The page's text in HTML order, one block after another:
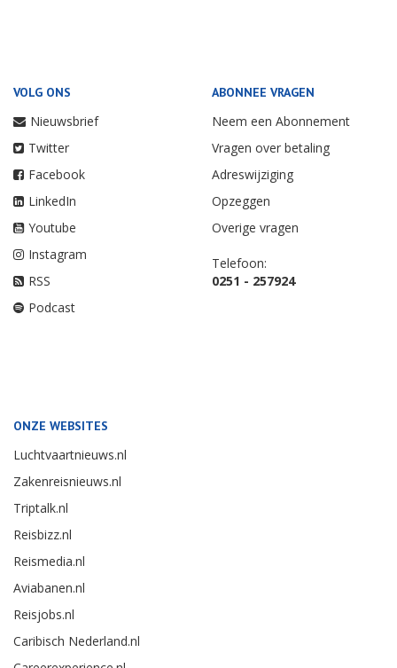
VOLG ONS
Nieuwsbrief
Twitter
Facebook
LinkedIn
Youtube
Instagram
RSS
Podcast
ABONNEE VRAGEN
Neem een Abonnement
Vragen over betaling
Adreswijziging
Opzeggen
Overige vragen
Telefoon:
0251 - 257924
ONZE WEBSITES
Luchtvaartnieuws.nl
Zakenreisnieuws.nl
Triptalk.nl
Reisbizz.nl
Reismedia.nl
Aviabanen.nl
Reisjobs.nl
Caribisch Nederland.nl